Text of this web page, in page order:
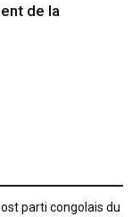
de la
parti congolais du